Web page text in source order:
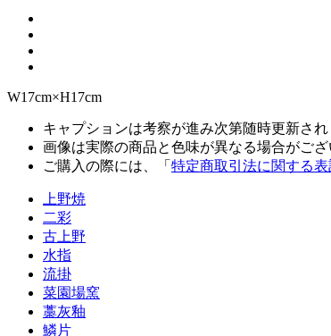
W17cm×H17cm
キャプションは考察が進み次第随時更新され
画像は実際の商品と色味が異なる場合がござ
ご購入の際には、「 特定商取引法に関する表
上野焼
二彩
古上野
水指
流掛
菜園場窯
藁灰釉
鱗片